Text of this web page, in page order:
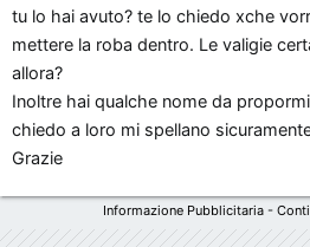
tu lo hai avuto? te lo chiedo xche
mettere la roba dentro. Le valigie
allora?
Inoltre hai qualche nome da
chiedo a loro mi spellano
Grazie
Informazione Pubblicitaria -